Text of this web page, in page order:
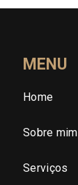
MENU
Home
Sobre mim
Serviços